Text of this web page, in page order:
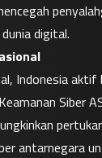
digital.
Indonesia aktif
Siber
antarnegara